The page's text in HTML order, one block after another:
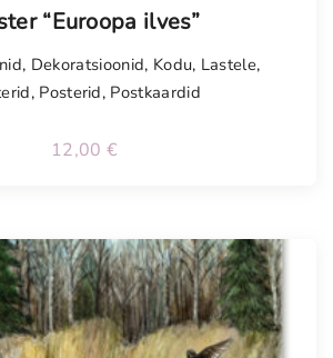
“Euroopa ilves”
, Dekoratsioonid, Kodu, Lastele,
, Posterid, Postkaardid
12,00 €